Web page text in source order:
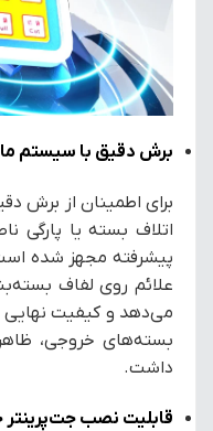
برش دقیق با سیستم
برای اطمینان از برش
اتلاف بسته یا پارگی
پیشرفته مجهز شده
علائم روی لفاف
می‌دهد و کیفیت نهایی
بسته‌های خروجی،
داشت.
قابلیت نصب